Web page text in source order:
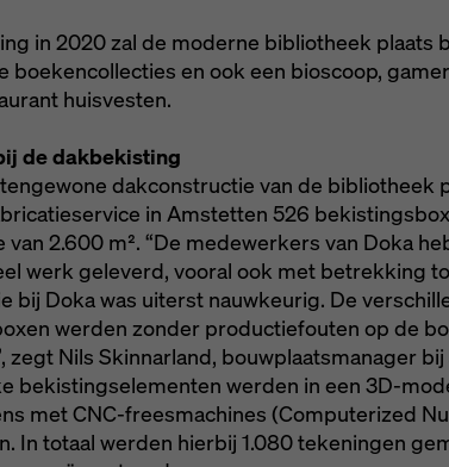
in 2020 zal de moderne bibliotheek plaats
boekencollecties en ook een bioscoop,
huisvesten.
de dakbekisting
dakconstructie van de bibliotheek
in Amstetten 526
2.600 m². “De medewerkers van Doka
werk geleverd, vooral ook met betrekking
bij Doka was uiterst nauwkeurig. De
werden zonder productiefouten op de
zegt Nils Skinnarland, bouwplaatsmanager bij
bekistingselementen werden in een 3D-
met CNC-freesmachines (Computerized
In totaal werden hierbij 1.080 tekeningen